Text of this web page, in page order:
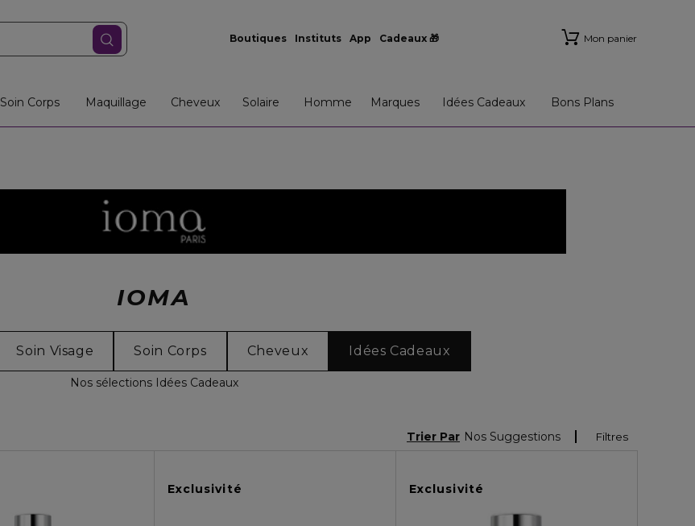
Boutiques Instituts App Cadeaux 🎁 Mon panier
Soin Corps Maquillage Cheveux Solaire Homme Marques Idées Cadeaux Bons Plans
IOMA
Soin Visage Soin Corps Cheveux Idées Cadeaux
Nos sélections Idées Cadeaux
Filtres
Trier Par Nos Suggestions
Exclusivité
Exclusivité